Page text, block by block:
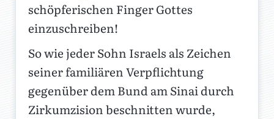
schöpferischen Finger Gottes
einzuschreiben!
So wie jeder Sohn Israels als Zeichen
seiner familiären Verpflichtung
gegenüber dem Bund am Sinai durch
Zirkumzision beschnitten wurde,